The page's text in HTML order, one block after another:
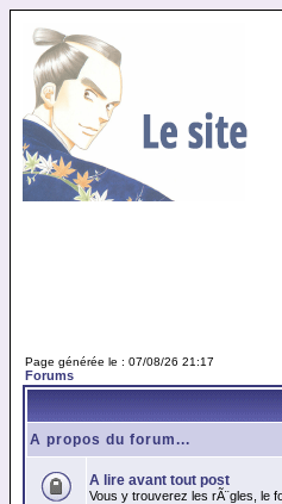
Page générée le : 07/08/26 21:17
Forums
A propos du forum...
A lire avant tout post
Vous y trouverez les rÃ¨gles, le